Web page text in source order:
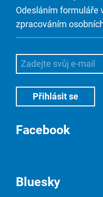
Odesláním formuláře
zpracováním
Facebook
Bluesky